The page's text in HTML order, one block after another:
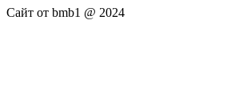
Сайт от bmb1 @ 2024